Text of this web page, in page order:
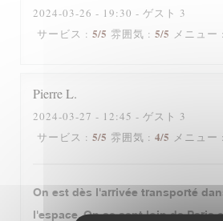
2024-03-26 - 19:30 - ゲスト 3
サービス : 5/5 雰囲気 : 5/5 メニュー :
PierreL
2024-03-27 - 12:45 - ゲスト 3
サービス : 5/5 雰囲気 : 4/5 メニュー :
On est dès l'arrivée transporté
l'espace. On se sent loin de Paris